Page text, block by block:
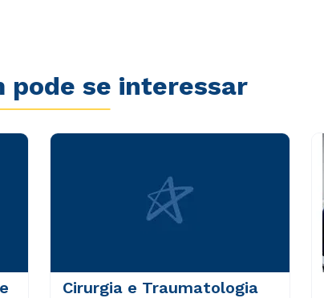
pode se interessar
Cirurgia e Traumatologia